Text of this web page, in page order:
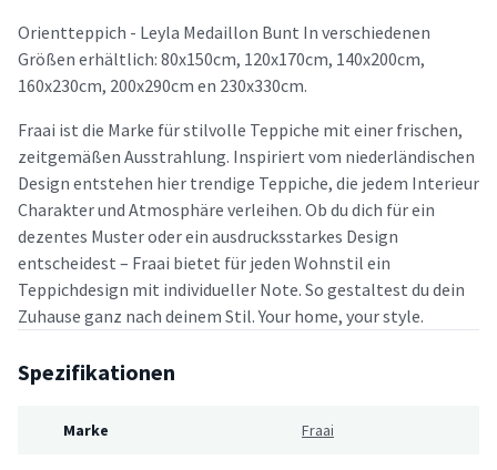
Orientteppich - Leyla Medaillon Bunt In verschiedenen
Größen erhältlich: 80x150cm, 120x170cm, 140x200cm,
160x230cm, 200x290cm en 230x330cm.
Fraai ist die Marke für stilvolle Teppiche mit einer frischen,
zeitgemäßen Ausstrahlung. Inspiriert vom niederländischen
Design entstehen hier trendige Teppiche, die jedem Interieur
Charakter und Atmosphäre verleihen. Ob du dich für ein
dezentes Muster oder ein ausdrucksstarkes Design
entscheidest – Fraai bietet für jeden Wohnstil ein
Teppichdesign mit individueller Note. So gestaltest du dein
Zuhause ganz nach deinem Stil. Your home, your style.
Spezifikationen
Marke Fraai